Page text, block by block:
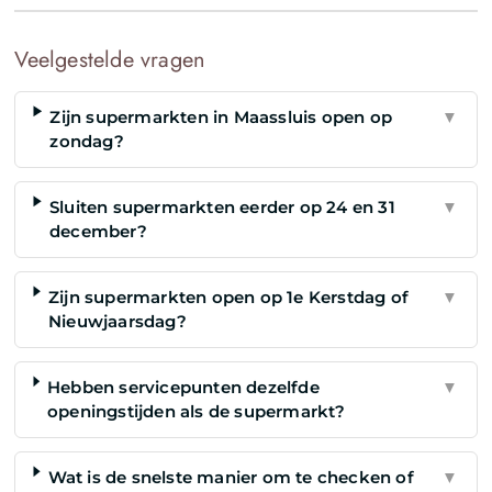
Veelgestelde vragen
Zijn supermarkten in Maassluis open op
zondag?
▼
Sluiten supermarkten eerder op 24 en 31
december?
▼
Zijn supermarkten open op 1e Kerstdag of
Nieuwjaarsdag?
▼
Hebben servicepunten dezelfde
openingstijden als de supermarkt?
▼
Wat is de snelste manier om te checken of
▼